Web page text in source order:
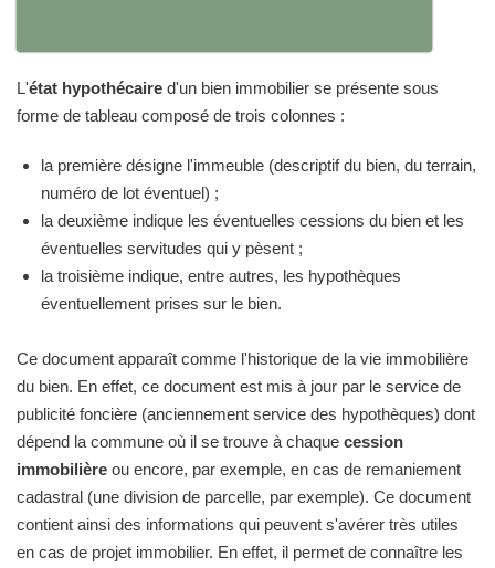
L'état hypothécaire d'un bien immobilier se présente sous
forme de tableau composé de trois colonnes :
la première désigne l'immeuble (descriptif du bien, du terrain,
numéro de lot éventuel) ;
la deuxième indique les éventuelles cessions du bien et les
éventuelles servitudes qui y pèsent ;
la troisième indique, entre autres, les hypothèques
éventuellement prises sur le bien.
Ce document apparaît comme l'historique de la vie immobilière
du bien. En effet, ce document est mis à jour par le service de
publicité foncière (anciennement service des hypothèques) dont
dépend la commune où il se trouve à chaque cession
immobilière ou encore, par exemple, en cas de remaniement
cadastral (une division de parcelle, par exemple). Ce document
contient ainsi des informations qui peuvent s'avérer très utiles
en cas de projet immobilier. En effet, il permet de connaître les